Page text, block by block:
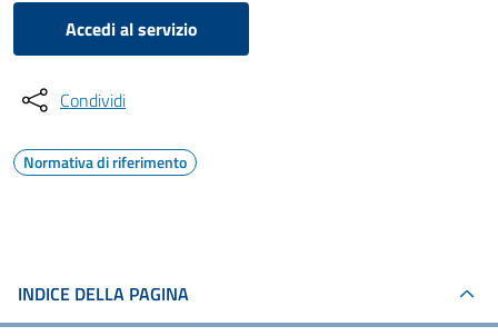
Accedi al servizio
Condividi
Normativa di riferimento
INDICE DELLA PAGINA